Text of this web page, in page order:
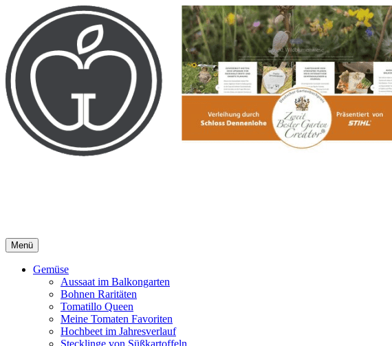
Inhalt
Menü
Gemüse
Aussaat im Balkongarten
Bohnen Raritäten
Tomatillo Queen
Meine Tomaten Favoriten
Hochbeet im Jahresverlauf
Stecklinge von Süßkartoffeln